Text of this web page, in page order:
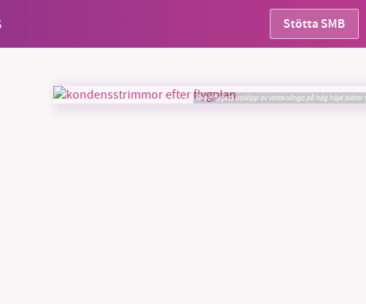
Stötta SMB
Även flygets utsläpp av vattenånga på hög höjd
miljödebatten framåt genom
Nu vill vi utveckla vårt arbete –
att du vill hjälpa oss.